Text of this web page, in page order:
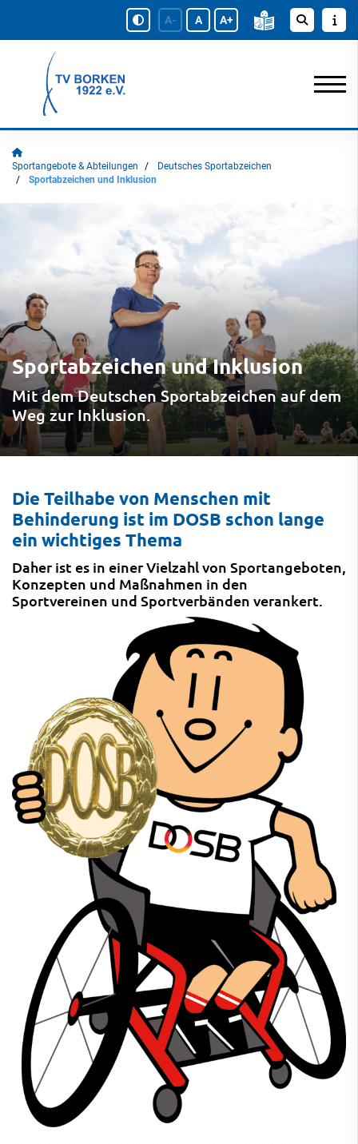
A- A A+
Sportangebote & Abteilungen
Deutsches Sportabzeichen
Sportabzeichen und Inklusion
Sportabzeichen und Inklusion
Mit dem Deutschen Sportabzeichen auf dem
Weg zur Inklusion.
Die Teilhabe von Menschen mit
Behinderung ist im DOSB schon lange
ein wichtiges Thema
Daher ist es in einer Vielzahl von Sportangeboten,
Konzepten und Maßnahmen in den
Sportvereinen und Sportverbänden verankert.